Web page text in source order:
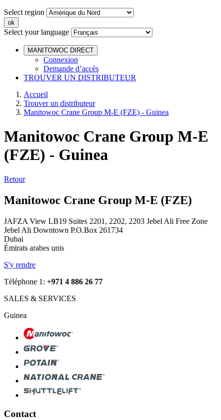
Select region
Select your language
MANITOWOC DIRECT
Connexion
Demande d’accès
TROUVER UN DISTRIBUTEUR
Accueil
Trouver un distributeur
Manitowoc Crane Group M-E (FZE) - Guinea
Manitowoc Crane Group M-E
(FZE) - Guinea
Retour
Manitowoc Crane Group M-E (FZE)
JAFZA View LB19 Suites 2201, 2202, 2203 Jebel Ali Free Zone
Jebel Ali Downtown P.O.Box 261734
Dubai
Émirats arabes unis
S'y rendre
Téléphone 1: +971 4 886 26 77
SALES & SERVICES
Guinea
Contact